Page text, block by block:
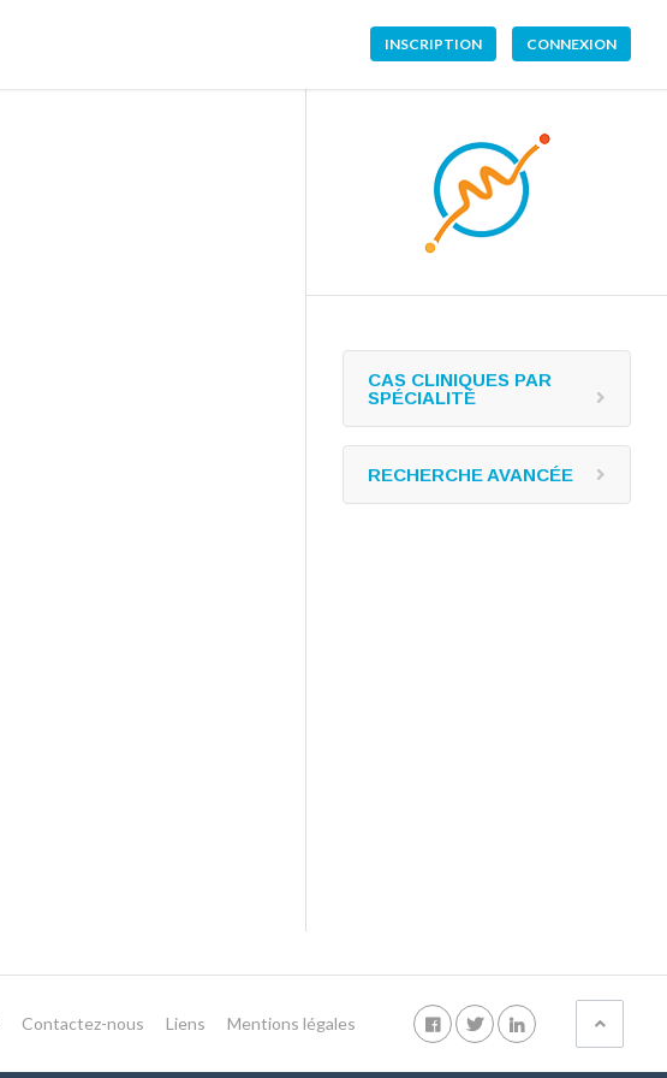
INSCRIPTION CONNEXION
CAS CLINIQUES PAR
SPÉCIALITÉ
RECHERCHE AVANCÉE
Contactez-nous Liens Mentions légales